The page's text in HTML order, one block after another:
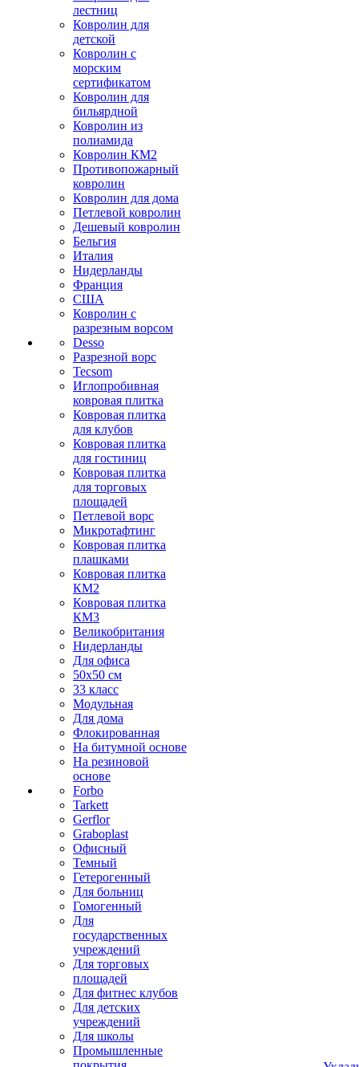
лестниц
Ковролин для
детской
Ковролин с
морским
сертификатом
Ковролин для
бильярдной
Ковролин из
полиамида
Ковролин КМ2
Противопожарный
ковролин
Ковролин для дома
Петлевой ковролин
Дешевый ковролин
Бельгия
Италия
Нидерланды
Франция
США
Ковролин с
разрезным ворсом
Desso
Разрезной ворс
Tecsom
Иглопробивная
ковровая плитка
Ковровая плитка
для клубов
Ковровая плитка
для гостиниц
Ковровая плитка
для торговых
площадей
Петлевой ворс
Микротафтинг
Ковровая плитка
плашками
Ковровая плитка
КМ2
Ковровая плитка
КМ3
Великобритания
Нидерланды
Для офиса
50х50 см
33 класс
Модульная
Для дома
Флокированная
На битумной основе
На резиновой
основе
Forbo
Tarkett
Gerflor
Graboplast
Офисный
Темный
Гетерогенный
Для больниц
Гомогенный
Для
государственных
учреждений
Для торговых
площадей
Для фитнес клубов
Для детских
учреждений
Для школы
Промышленные